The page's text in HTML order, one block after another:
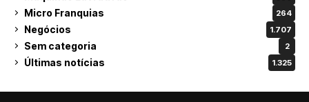
Micro Franquias 264
Negócios 1.707
Sem categoria 2
Últimas notícias 1.325